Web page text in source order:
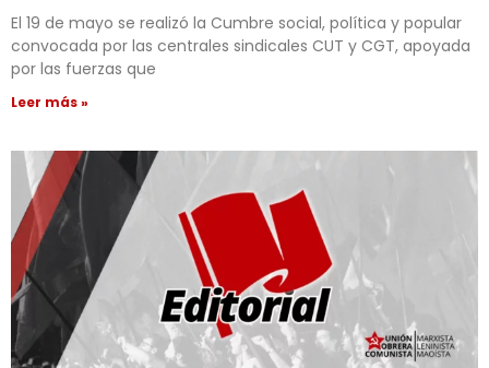
El 19 de mayo se realizó la Cumbre social, política y popular
convocada por las centrales sindicales CUT y CGT, apoyada
por las fuerzas que
Leer más »